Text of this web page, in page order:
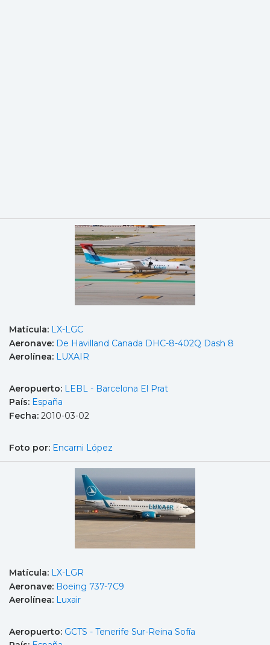
Matícula: LX-LGC
Aeronave: De Havilland Canada DHC-8-402Q Dash 8
Aerolínea: LUXAIR
Aeropuerto: LEBL - Barcelona El Prat
País: España
Fecha: 2010-03-02
Foto por: Encarni López
Matícula: LX-LGR
Aeronave: Boeing 737-7C9
Aerolínea: Luxair
Aeropuerto: GCTS - Tenerife Sur-Reina Sofía